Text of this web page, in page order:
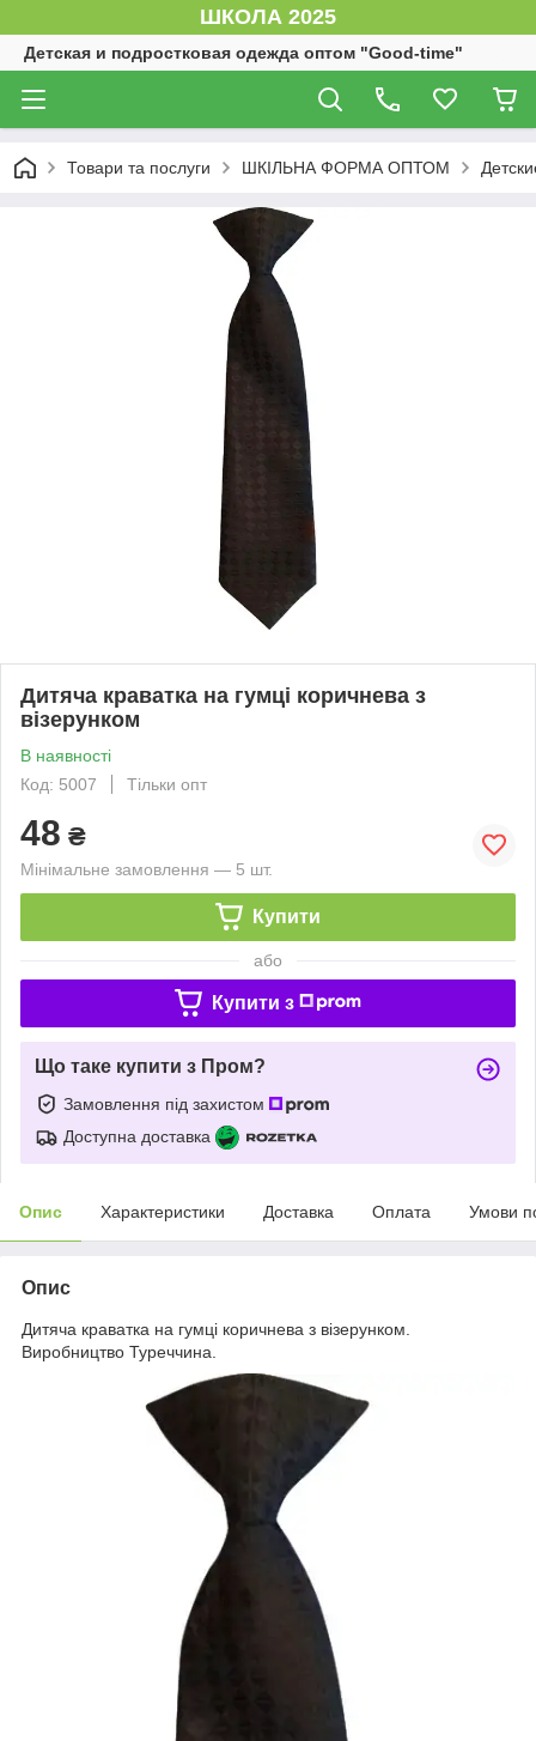
ШКОЛА 2025
Детская и подростковая одежда оптом "Good-time"
Товари та послуги ШКІЛЬНА ФОРМА ОПТОМ
Дитяча краватка на гумці коричнева з
візерунком
В наявності
Код: 5007
Тільки опт
48 ₴
Мінімальне замовлення — 5 шт.
Купити
або
Купити з
Що таке купити з Пром?
Замовлення під захистом
Доступна доставка
Опис Характеристики Доставка Оплата Умови
Опис
Дитяча краватка на гумці коричнева з візерунком.
Виробництво Туреччина.